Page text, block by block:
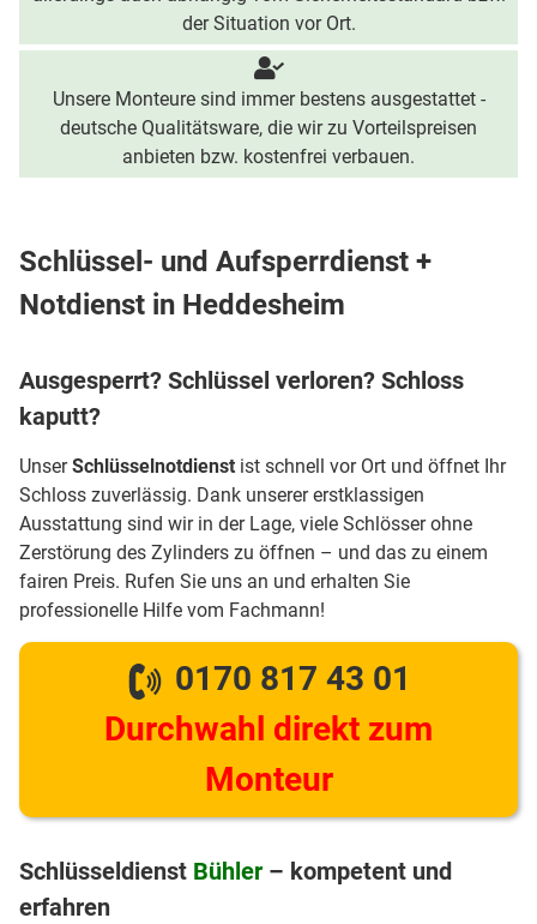
der Situation vor Ort.
Unsere Monteure sind immer bestens ausgestattet -
deutsche Qualitätsware, die wir zu Vorteilspreisen
anbieten bzw. kostenfrei verbauen.
Schlüssel- und Aufsperrdienst +
Notdienst in Heddesheim
Ausgesperrt? Schlüssel verloren? Schloss
kaputt?
UnserSchlüsselnotdienst ist schnell vor Ort und öffnet Ihr
Schloss zuverlässig. Dank unserer erstklassigen
Ausstattung sind wir in der Lage, viele Schlösser ohne
Zerstörung des Zylinders zu öffnen – und das zu einem
fairen Preis. Rufen Sie uns an und erhalten Sie
professionelle Hilfe vom Fachmann!
0170 817 43 01
Durchwahl direkt zum
Monteur
Schlüsseldienst Bühler – kompetent und
erfahren